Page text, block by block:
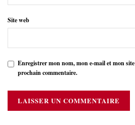
Site web
Enregistrer mon nom, mon e-mail et mon
prochain commentaire.